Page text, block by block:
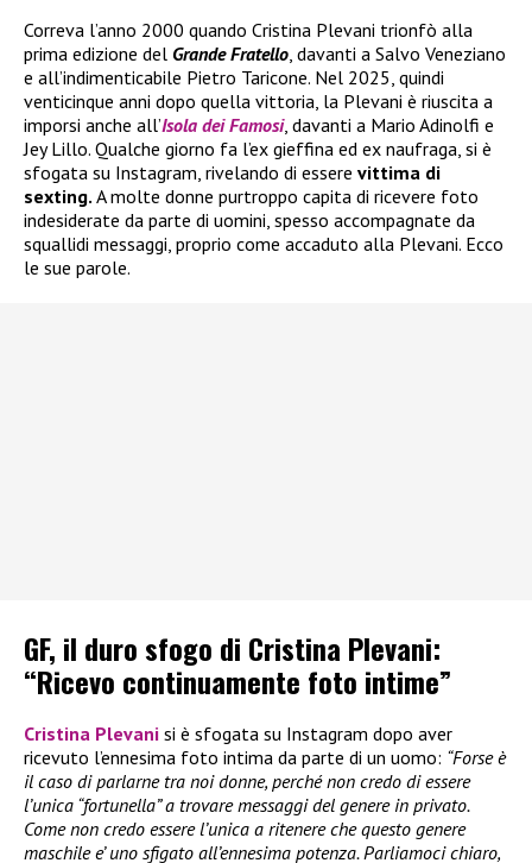
Correva l’anno 2000 quando Cristina Plevani trionfò alla
prima edizione del Grande Fratello , davanti a Salvo Veneziano
e all’indimenticabile Pietro Taricone. Nel 2025, quindi
venticinque anni dopo quella vittoria, la Plevani è riuscita a
imporsi anche all’Isola dei Famosi, davanti a Mario Adinolfi e
Jey Lillo. Qualche giorno fa l’ex gieffina ed ex naufraga, si è
sfogata su Instagram, rivelando di essere vittima di
sexting. A molte donne purtroppo capita di ricevere foto
indesiderate da parte di uomini, spesso accompagnate da
squallidi messaggi, proprio come accaduto alla Plevani. Ecco
le sue parole.
GF, il duro sfogo di Cristina Plevani:
“Ricevo continuamente foto intime”
Cristina Plevani si è sfogata su Instagram dopo aver
ricevuto l’ennesima foto intima da parte di un uomo: “Forse è
il caso di parlarne tra noi donne, perché non credo di essere
l’unica “fortunella” a trovare messaggi del genere in privato.
Come non credo essere l’unica a ritenere che questo genere
maschile e’ uno sfigato all’ennesima potenza. Parliamoci chiaro,